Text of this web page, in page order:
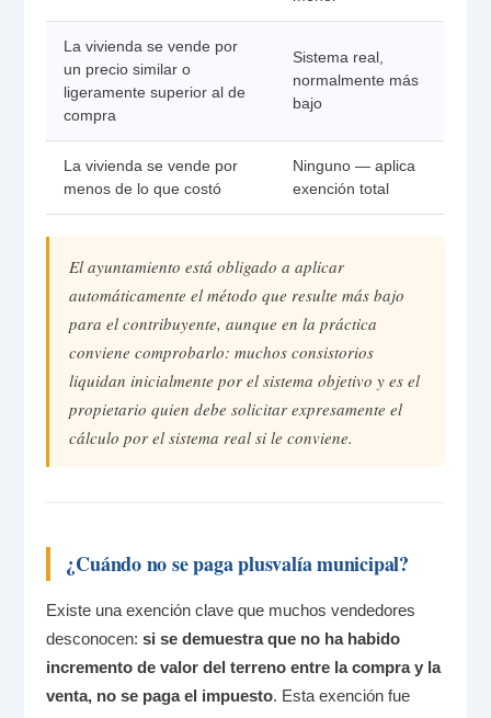
La vivienda se vende por
un precio similar o
ligeramente superior al de
compra
Sistema real,
normalmente más
bajo
La vivienda se vende por
menos de lo que costó
Ninguno — aplica
exención total
El ayuntamiento está obligado a aplicar
automáticamente el método que resulte más bajo
para el contribuyente, aunque en la práctica
conviene comprobarlo: muchos consistorios
liquidan inicialmente por el sistema objetivo y es el
propietario quien debe solicitar expresamente el
cálculo por el sistema real si le conviene.
¿Cuándo no se paga plusvalía municipal?
Existe una exención clave que muchos vendedores
desconocen:si se demuestra que no ha habido
incremento de valor del terreno entre la compra y la
venta, no se paga el impuesto. Esta exención fue